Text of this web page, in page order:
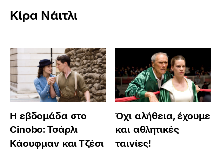
Κίρα Νάιτλι
Η εβδομάδα στο
Cinobo: Τσάρλι
Κάουφμαν και Τζέσι
Όχι αλήθεια, έχουμε
και αθλητικές
ταινίες!